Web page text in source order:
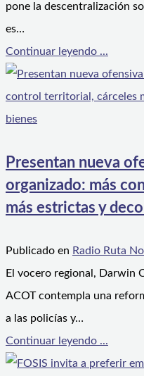
pone la descentralización
es…
Continuar leyendo ...
Presentan nueva
organizado: más
más estrictas y
Publicado en Radio Ruta
El vocero regional, Darwin
ACOT contempla una
a las policías y…
Continuar leyendo ...